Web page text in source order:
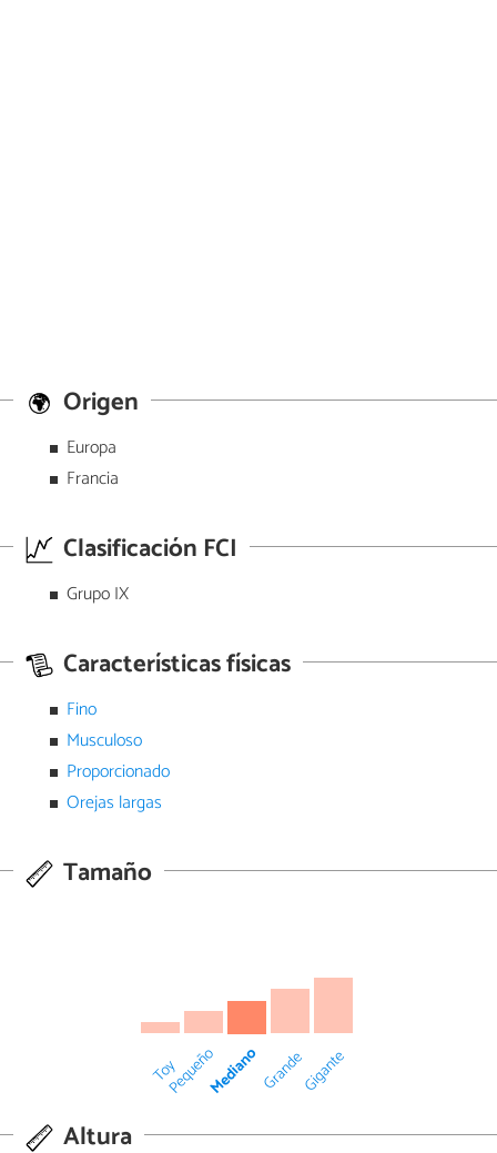
Origen
Europa
Francia
Clasificación FCI
Grupo IX
Características físicas
Fino
Musculoso
Proporcionado
Orejas largas
Tamaño
Toy
PequeñoMedianoGrandeGigante
Altura